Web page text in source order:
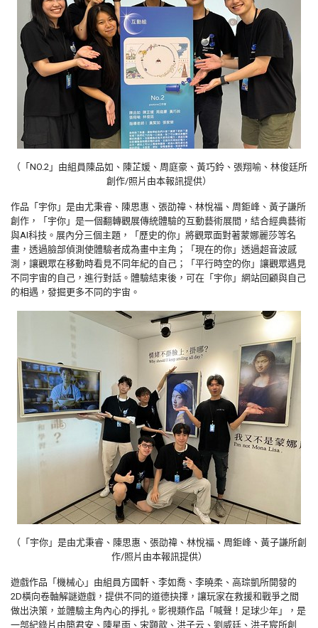
（「NO.2」由組員陳品如、陳芷媛、周庭豪、黃巧鈴、張翔喻、林俊廷所
創作/照片由本報訊提供）
作品「宇你」是由尤秉睿、陳思惠、張劭禕、林悅福、周鉅峰、黃子謙所
創作，「宇你」是一個翻轉觀展傳統體驗的互動藝術展間，結合經典藝術
與AI科技。展內分三個主題，「歷史的你」將觀眾面對著蒙娜麗莎等名
畫，透過臉部偵測使體驗者成為畫中主角；「現在的你」透過超音波感
測，讓觀眾在移動時看見不同年紀的自己；「平行時空的你」讓觀眾遇見
不同宇宙的自己，進行對話。體驗結束後，可在「宇你」網站回顧與自己
的相遇，發掘更多不同的宇宙。
（「宇你」是由尤秉睿、陳思惠、張劭禕、林悅福、周鉅峰、黃子謙所創
作/照片由本報訊提供）
遊戲作品「機械心」由組員方國軒、李如喬、李曉柔、高琮凱所開發的
2D橫向卷軸解謎遊戲，提供不同的道德抉擇，讓玩家在救援和戰爭之間
做出決策，並體驗主角內心的掙扎。影視類作品「喊聲！足球少年」，是
一部紀錄片由簡君安、陳星雨、宋顥歆、洪子云、劉威廷、洪子宸所創